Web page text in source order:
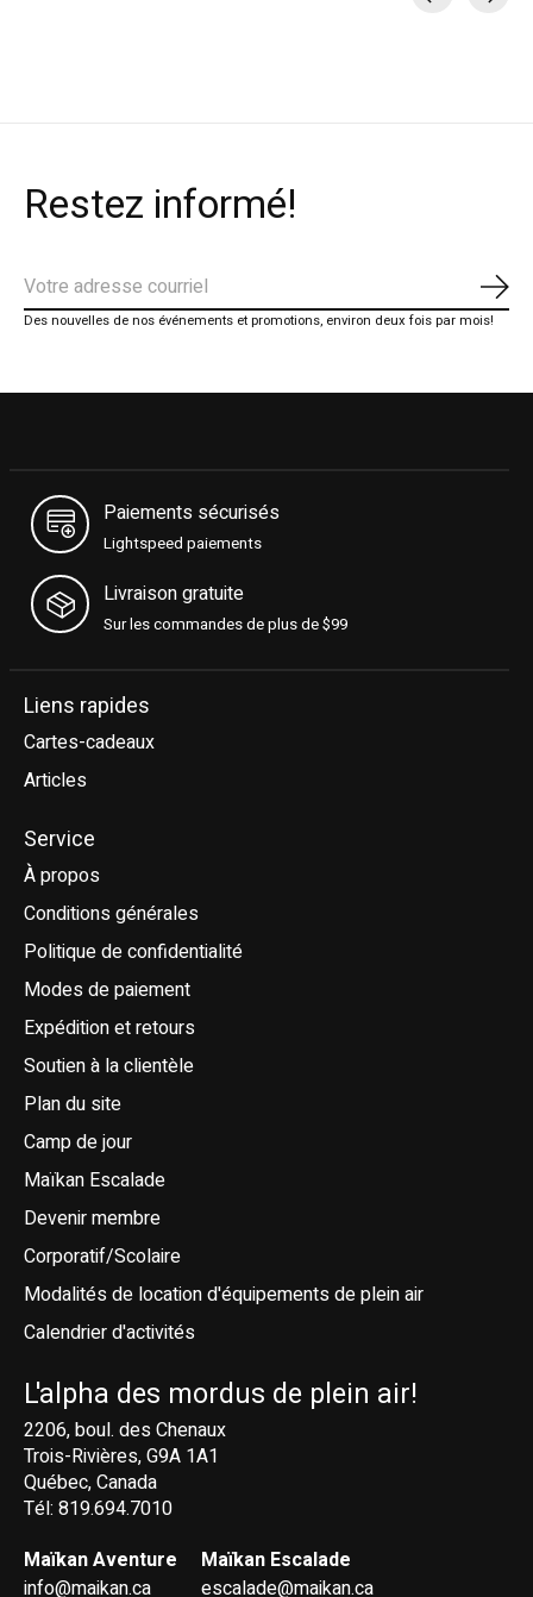
Restez informé!
Des nouvelles de nos événements et promotions, environ deux fois par mois!
Paiements sécurisés
Lightspeed paiements
Livraison gratuite
Sur les commandes de plus de $99
Liens rapides
Cartes-cadeaux
Articles
Service
À propos
Conditions générales
Politique de confidentialité
Modes de paiement
Expédition et retours
Soutien à la clientèle
Plan du site
Camp de jour
Maïkan Escalade
Devenir membre
Corporatif/Scolaire
Modalités de location d'équipements de plein air
Calendrier d'activités
L'alpha des mordus de plein air!
2206, boul. des Chenaux
Trois-Rivières, G9A 1A1
Québec, Canada
Tél: 819.694.7010
Maïkan Aventure
info@maikan.ca
Maïkan Escalade
escalade@maikan.ca